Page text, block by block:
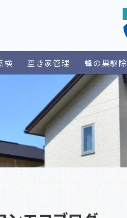
検 空き家管理 蜂の巣駆除